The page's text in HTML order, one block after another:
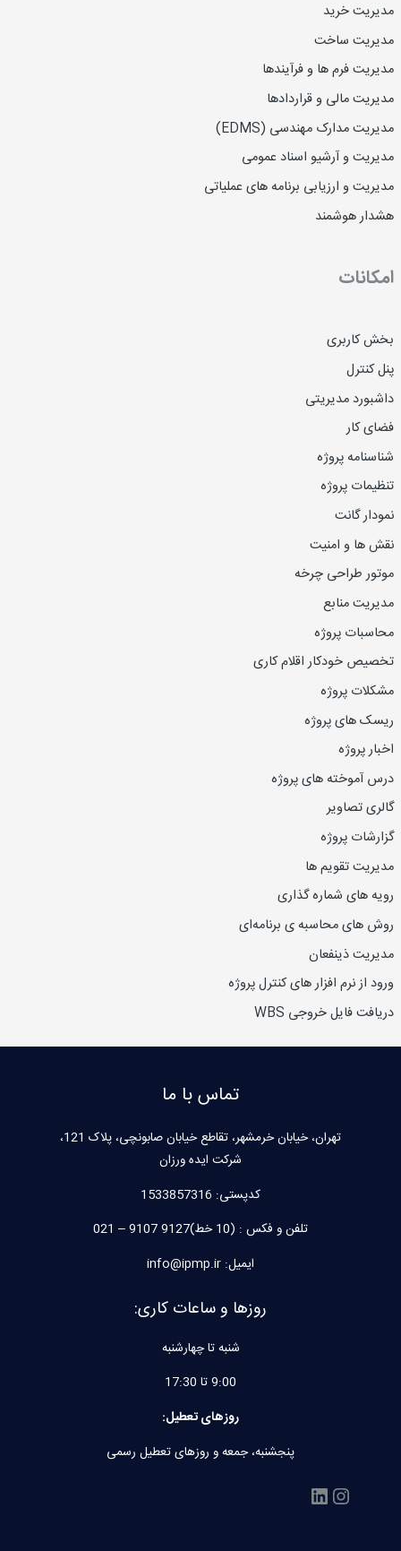
مدیریت خرید
مدیریت ساخت
مدیریت فرم ها و فرآیندها
مدیریت مالی و قراردادها
مدیریت مدارک مهندسی (EDMS)
مدیریت و آرشیو اسناد عمومی
مدیریت و ارزیابی برنامه های عملیاتی
هشدار هوشمند
امکانات
بخش کاربری
پنل کنترل
داشبورد مدیریتی
فضای کار
شناسنامه پروژه
تنظیمات پروژه
نمودار گانت
نقش ها و امنیت
موتور طراحی چرخه
مدیریت منابع
محاسبات پروژه
تخصیص خودکار اقلام کاری
مشکلات پروژه
ریسک های پروژه
اخبار پروژه
درس آموخته های پروژه
گالری تصاویر
گزارشات پروژه
مدیریت تقویم ها
رویه های شماره گذاری
روش های محاسبه ی برنامه‌ای
مدیریت ذینفعان
ورود از نرم افزار های کنترل پروژه
دریافت فایل خروجی WBS
تماس با ما
تهران، خیابان خرمشهر، تقاطع خیابان صابونچی، پلاک 121،
شرکت ایده ورزان
کدپستی: 1533857316
تلفن و فکس : (10 خط)9127 9107 – 021
ایمیل: info@ipmp.ir
روزها و ساعات کاری:
شنبه تا چهارشنبه
9:00 تا 17:30
روزهای تعطیل:
پنجشنبه، جمعه و روزهای تعطیل رسمی
اینستاگرم
لینکداین